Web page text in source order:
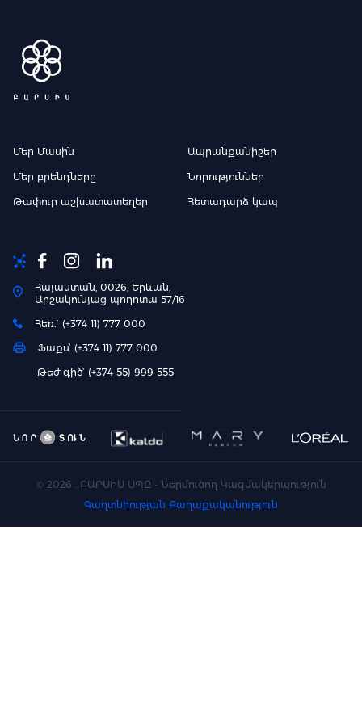
Մեր Մասին Ապրանքանիշեր
Մեր բրենդները Նորություններ
Թափուր աշխատատեղեր Հետադարձ կապ
Հայաստան, 0026, Երևան,
Արշակունյաց պողոտա 57/16
Հեռ.` (+374 11) 777 000
Ֆաքս՝ (+374 11) 777 000
Թեժ գիծ՝ (+374 55) 999 555
© 2026 . ԲԱՐՍԻՍ ՍՊԸ - Ներմուծող Կազմակերպություն
Գաղտնիության Քաղաքականություն